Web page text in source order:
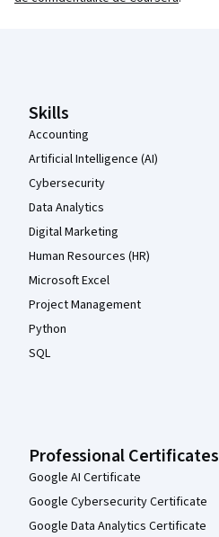
Skills
Accounting
Artificial Intelligence (AI)
Cybersecurity
Data Analytics
Digital Marketing
Human Resources (HR)
Microsoft Excel
Project Management
Python
SQL
Professional Certificates
Google AI Certificate
Google Cybersecurity Certificate
Google Data Analytics Certificate